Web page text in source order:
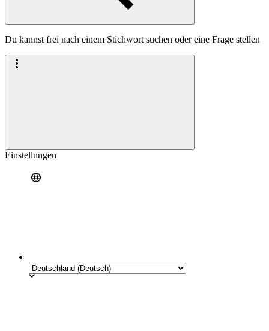
Du kannst frei nach einem Stichwort suchen oder eine Frage stellen
Einstellungen